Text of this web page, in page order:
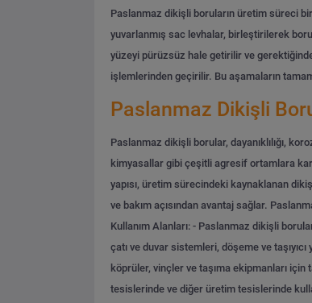
Paslanmaz dikişli boruların üretim süreci
yuvarlanmış sac levhalar, birleştirilerek
yüzeyi pürüzsüz hale getirilir ve
işlemlerinden geçirilir. Bu aşamaların
Paslanmaz Dikişli
Paslanmaz dikişli borular, dayanıklılığı,
kimyasallar gibi çeşitli agresif ortamlara
yapısı, üretim sürecindeki kaynaklanan
ve bakım açısından avantaj sağlar.
Kullanım Alanları: - Paslanmaz dikişli
çatı ve duvar sistemleri, döşeme ve
köprüler, vinçler ve taşıma ekipmanları
tesislerinde ve diğer üretim tesislerinde